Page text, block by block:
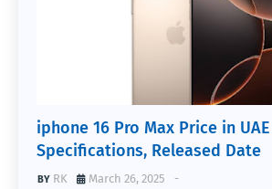
iphone 16 Pro Max Price in
Specifications, Released Date
RK -
March 26, 2025